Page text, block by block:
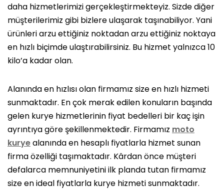
daha hizmetlerimizi gerçekleştirmekteyiz. Sizde diğer
müşterilerimiz gibi bizlere ulaşarak taşınabiliyor. Yani
ürünleri arzu ettiğiniz noktadan arzu ettiğiniz noktaya
en hızlı biçimde ulaştırabilirsiniz. Bu hizmet yalnızca 10
kilo’a kadar olan.
Alanında en hızlısı olan firmamız size en hızlı hizmeti
sunmaktadır. En çok merak edilen konuların başında
gelen kurye hizmetlerinin fiyat bedelleri bir kaç işin
ayrıntıya göre şekillenmektedir. Firmamız moto
kuryealanında en hesaplı fiyatlarla hizmet sunan
firma özelliği taşımaktadır. Kârdan önce müşteri
defalarca memnuniyetini ilk planda tutan firmamız
size en ideal fiyatlarla kurye hizmeti sunmaktadır.